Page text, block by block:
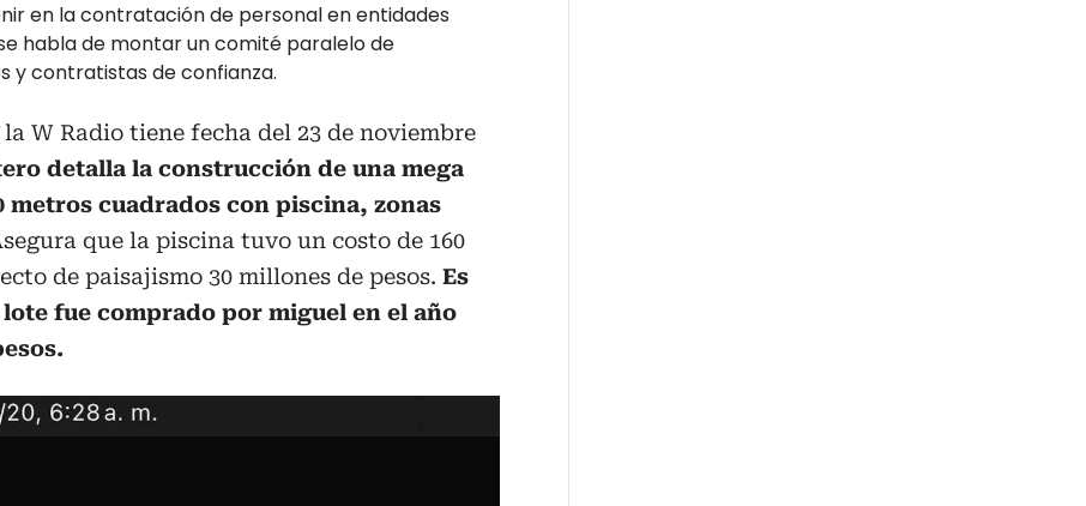
en la contratación de personal en entidades
habla de montar un comité paralelo de
y contratistas de confianza.
W Radio tiene fecha del 23 de noviembre
detalla la construcción de una mega
metros cuadrados con piscina, zonas
que la piscina tuvo un costo de 160
de paisajismo 30 millones de pesos. Es
fue comprado por miguel en el año